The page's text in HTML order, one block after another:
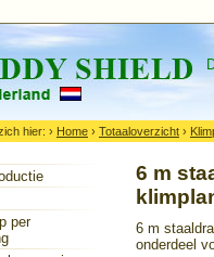
hier: › Home › Totaaloverzicht ›
6 m
6 m
onderdeel
per